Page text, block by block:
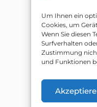
Um Ihnen ein
Cookies, um
Wenn Sie diesen
Surfverhalten
Zustimmung
und Funktionen